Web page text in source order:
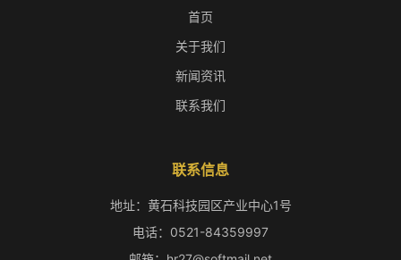
首页
关于我们
新闻资讯
联系我们
联系信息
地址：黄石科技园区产业中心1号
电话：0521-84359997